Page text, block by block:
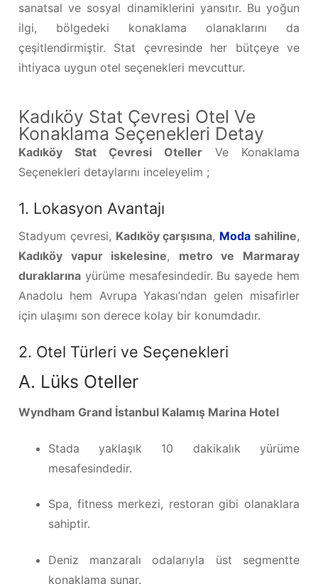
sanatsal ve sosyal dinamiklerini yansıtır. Bu yoğun
ilgi, bölgedeki konaklama olanaklarını da
çeşitlendirmiştir. Stat çevresinde her bütçeye ve
ihtiyaca uygun otel seçenekleri mevcuttur.
Kadıköy Stat Çevresi Otel Ve
Konaklama Seçenekleri Detay
Kadıköy Stat Çevresi Oteller Ve Konaklama
Seçenekleri detaylarını inceleyelim ;
1. Lokasyon Avantajı
Stadyum çevresi, Kadıköy çarşısına, Moda sahiline,
Kadıköy vapur iskelesine, metro ve Marmaray
duraklarına yürüme mesafesindedir. Bu sayede hem
Anadolu hem Avrupa Yakası’ndan gelen misafirler
için ulaşımı son derece kolay bir konumdadır.
2. Otel Türleri ve Seçenekleri
A. Lüks Oteller
Wyndham Grand İstanbul Kalamış Marina Hotel
Stada yaklaşık 10 dakikalık yürüme
mesafesindedir.
Spa, fitness merkezi, restoran gibi olanaklara
sahiptir.
Deniz manzaralı odalarıyla üst segmentte
konaklama sunar.